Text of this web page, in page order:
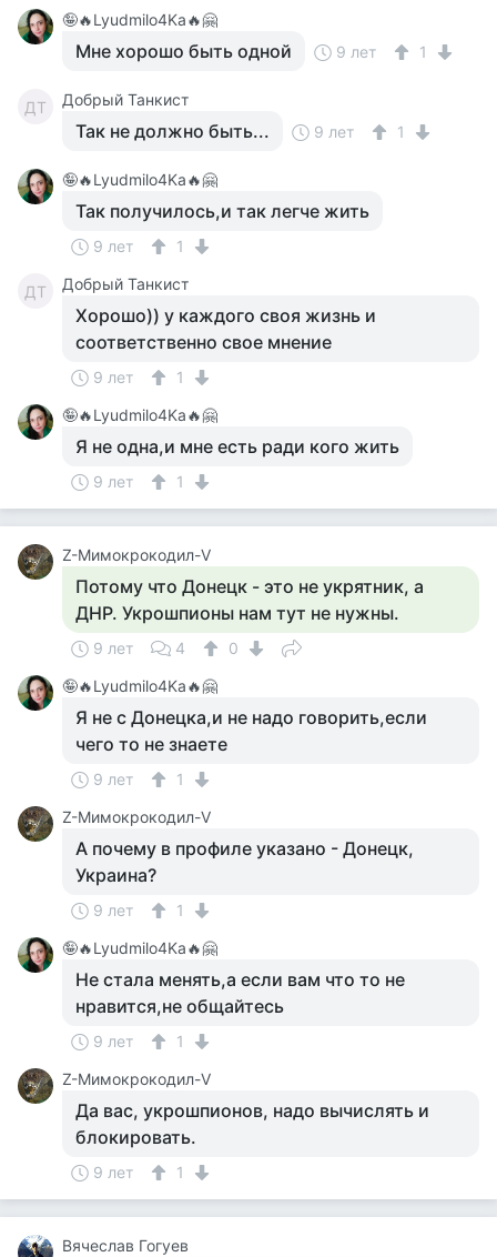
🤪🔥Lyudmilo4Ka🔥🤗
Мне хорошо быть одной 9 лет 1
ДТ Добрый Танкист
Так не должно быть... 9 лет 1
🤪🔥Lyudmilo4Ka🔥🤗
Так получилось,и так легче жить
9 лет 1
ДТ Добрый Танкист
Хорошо)) у каждого своя жизнь и
соответственно свое мнение
9 лет
1
🤪🔥Lyudmilo4Ka🔥🤗
Я не одна,и мне есть ради кого жить
9 лет 1
Z-Мимокрокодил-V
Потому что Донецк - это не укрятник, а
ДНР. Укрошпионы нам тут не нужны.
9 лет 4
0
🤪🔥Lyudmilo4Ka🔥🤗
Я не с Донецка,и не надо говорить,если
чего то не знаете
9 лет
1
Z-Мимокрокодил-V
А почему в профиле указано - Донецк,
Украина?
9 лет
1
🤪🔥Lyudmilo4Ka🔥🤗
Не стала менять,а если вам что то не
нравится,не общайтесь
9 лет
1
Z-Мимокрокодил-V
Да вас, укрошпионов, надо вычислять и
блокировать.
9 лет 1
Вячеслав Гогуев